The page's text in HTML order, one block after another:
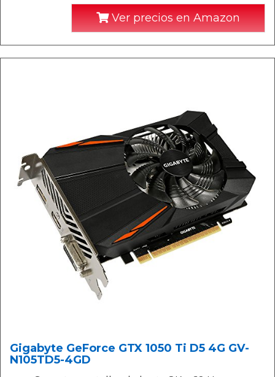
Ver precios en Amazon
Gigabyte GeForce GTX 1050 Ti D5 4G GV-
N105TD5-4GD